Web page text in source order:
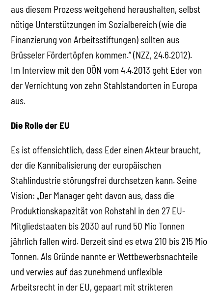
aus diesem Prozess weitgehend heraushalten, selbst
nötige Unterstützungen im Sozialbereich (wie die
Finanzierung von Arbeitsstiftungen) sollten aus
Brüsseler Fördertöpfen kommen.“ (NZZ, 24.6.2012).
Im Interview mit den OÖN vom 4.4.2013 geht Eder von
der Vernichtung von zehn Stahlstandorten in Europa
aus.
Die Rolle der EU
Es ist offensichtlich, dass Eder einen Akteur braucht,
der die Kannibalisierung der europäischen
Stahlindustrie störungsfrei durchsetzen kann. Seine
Vision: „Der Manager geht davon aus, dass die
Produktionskapazität von Rohstahl in den 27 EU-
Mitgliedstaaten bis 2030 auf rund 50 Mio Tonnen
jährlich fallen wird. Derzeit sind es etwa 210 bis 215 Mio
Tonnen. Als Gründe nannte er Wettbewerbsnachteile
und verwies auf das zunehmend unflexible
Arbeitsrecht in der EU, gepaart mit strikteren